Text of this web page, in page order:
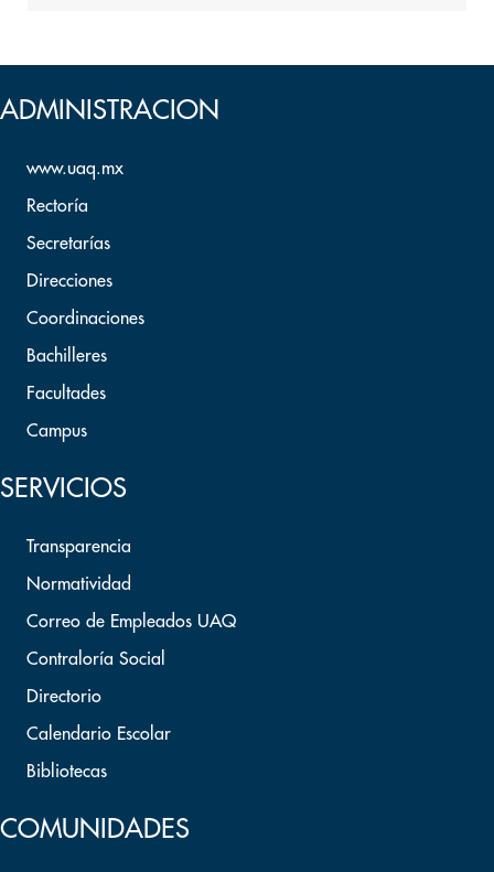
ADMINISTRACION
www.uaq.mx
Rectoría
Secretarías
Direcciones
Coordinaciones
Bachilleres
Facultades
Campus
SERVICIOS
Transparencia
Normatividad
Correo de Empleados UAQ
Contraloría Social
Directorio
Calendario Escolar
Bibliotecas
COMUNIDADES